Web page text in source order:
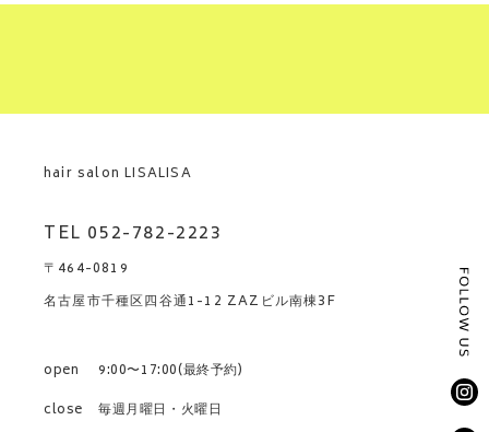
hair salon LISALISA
TEL 052-782-2223
〒464-0819
名古屋市千種区四谷通1-12 ZAZビル南棟3F
open
9:00〜17:00(最終予約)
close
毎週月曜日・火曜日